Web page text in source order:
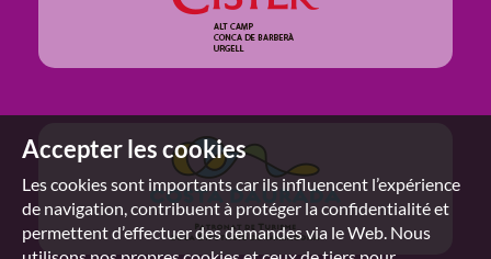
Accepter les cookies
Les cookies sont importants car ils influencent l’expérience
de navigation, contribuent à protéger la confidentialité et
permettent d’effectuer des demandes via le Web. Nous